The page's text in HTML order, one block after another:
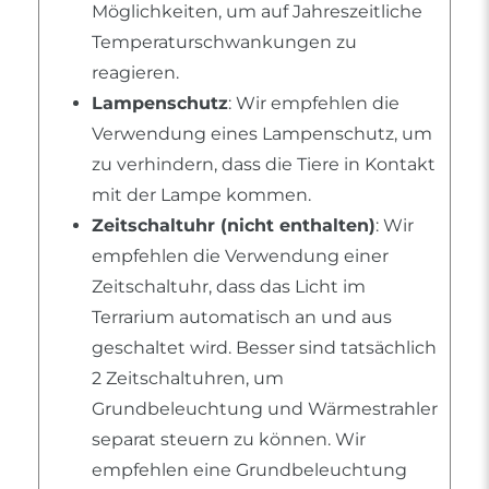
Möglichkeiten, um auf Jahreszeitliche
Temperaturschwankungen zu
reagieren.
Lampenschutz: Wir empfehlen die
Verwendung eines Lampenschutz, um
zu verhindern, dass die Tiere in Kontakt
mit der Lampe kommen.
Zeitschaltuhr (nicht enthalten): Wir
empfehlen die Verwendung einer
Zeitschaltuhr, dass das Licht im
Terrarium automatisch an und aus
geschaltet wird. Besser sind tatsächlich
2 Zeitschaltuhren, um
Grundbeleuchtung und Wärmestrahler
separat steuern zu können. Wir
empfehlen eine Grundbeleuchtung